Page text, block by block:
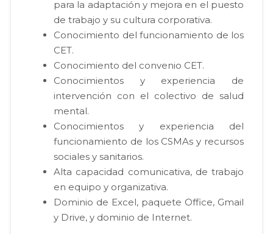
para la adaptación y mejora en el puesto
de trabajo y su cultura corporativa.
Conocimiento del funcionamiento de los
CET.
Conocimiento del convenio CET.
Conocimientos y experiencia de
intervención con el colectivo de salud
mental.
Conocimientos y experiencia del
funcionamiento de los CSMAs y recursos
sociales y sanitarios.
Alta capacidad comunicativa, de trabajo
en equipo y organizativa.
Dominio de Excel, paquete Office, Gmail
y Drive, y dominio de Internet.